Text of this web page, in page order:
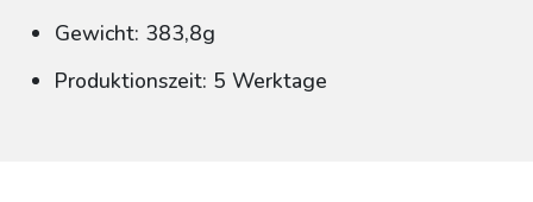
Gewicht: 383,8g
Produktionszeit: 5 Werktage